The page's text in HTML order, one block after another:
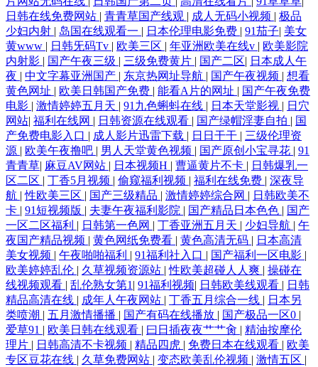
日韩在线免费网站 | 青青草国产线观 | 成人无码小视频 | 极品
少妇内射 | 岛国在线观看一 | 日本伦理电影免费 | 91茄子| 美女
黄www | 日韩旡码Tv | 欧美三区 | 年亚洲欧美在线v | 欧美影院
内射影 | 国产午夜三级 | 三级免费黄片 | 国产二区| 日本成人午
夜 | 中文字幕亚洲国产 | 东京热网址导航 | 国产午夜视频 | 想看
黄色网址 | 欧美日韩国产免费 | 能看A片的网址 | 国产午夜免费
电影 | 激情婷婷五月天 | 91九色蝌蚪在线 | 日本天堂影视 | 日穴
网站| 福利在线网 | 日韩资源在线观看 | 国产绿帽淫妻自拍 | 国
产免费电影入口 | 成人影片迅雷下载 | 日日干干 | 三级伦理资
源 | 欧美午夜撸吧 | 男人天堂黄色视频 | 国产原创小宝寻花 | 91
青青草| 麻豆AV网站 | 日本视频H | 曹逼黄片不卡 | 日韩爆乳一
区二区 | 丁香5月视频 | 偷窥福利视频 | 福利在线免费 | 深夜导
航 |性欧美三区 | 国产三级精品 | 激情婷婷综合网 | 日韩欧美不
卡 | 91短视频版 | 夫妻午夜福利影院 | 国产精品日本色色 | 国产
一区二区福利 | 日韩第一色网 | 丁香亚洲五月天 | 少妇导航 | 午
夜国产精品视频 | 黄色网纸免费看 | 黄色高清无码 | 日本高清
美女视频 | 午夜啪啪福利 | 91福利社入口 | 国产福利一区电影 |
欧美婷婷乱伦 | 久草视频资源站 |性欧美超碰人人爽 | 操碰在
线视频观看 | 乱伦熟女第1| 91福利视频| 日韩欧美线观看 | 日韩
精品高清在线 | 成年人午夜网站 | 丁香五月综合一线 | 日本另
类喷潮 | 五月激情播播 | 国产有码在线播放 | 国产极品一区0 |
爱草91 | 欧美日韩在线观看 | 曰日插夜夜艹艹肏 | 精油按摩伦
理片 | 日韩高清不卡视频 | 精品四虎 | 免费日本在线观看 | 欧美
专区豆花在线 | 久草免费网站 | 变态欧美乱伦视频 | 激情五区 |